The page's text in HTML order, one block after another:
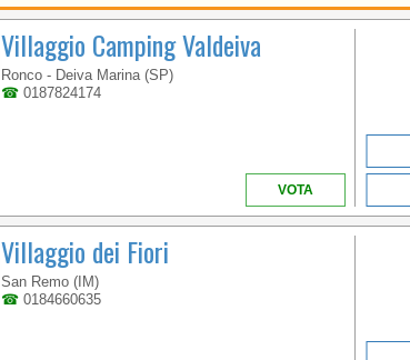
Villaggio Camping Valdeiva
Ronco - Deiva Marina (SP)
☎ 0187824174
VOTA
Villaggio dei Fiori
San Remo (IM)
☎ 0184660635